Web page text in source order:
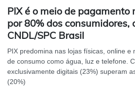
PIX é o meio de pagamento
por 80% dos consumidores,
CNDL/SPC Brasil
PIX predomina nas lojas físicas, online e
de consumo como água, luz e telefone.
exclusivamente digitais (23%) superam
(20%)